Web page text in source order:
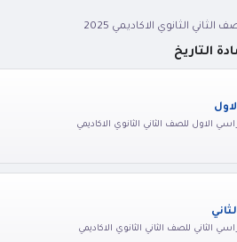
الثانوي الاكاديمي 2025
التاريخ
الاول للصف الثاني الثانوي الاكاديمي
الثاني للصف الثاني الثانوي الاكاديمي